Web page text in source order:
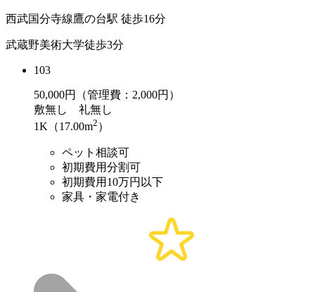
西武国分寺線鷹の台駅 徒歩16分
武蔵野美術大学徒歩3分
103
50,000円（管理費：2,000円）
敷無し 礼無し
1K（17.00m2 ）
ペット相談可
初期費用分割可
初期費用10万円以下
家具・家電付き